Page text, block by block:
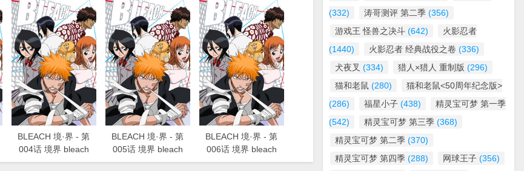
BLEACH 境·界 - 第
004话 境界 bleach
BLEACH 境·界 - 第
005话 境界 bleach
BLEACH 境·界 - 第
006话 境界 bleach
(332)
涛哥测评 第二季 (356)
游戏王 怪兽之决斗 (642)
火影忍者
(1440)
火影忍者 经典战役之卷 (336)
犬夜叉 (334) 猎人×猎人 重制版 (296)
猫和老鼠 (280)
猫和老鼠<50周年纪念版>
(286)
福星小子 (438)
精灵宝可梦 第一季
(542)
精灵宝可梦 第三季 (368)
精灵宝可梦 第二季 (370)
精灵宝可梦 第四季 (288) 网球王子 (356)